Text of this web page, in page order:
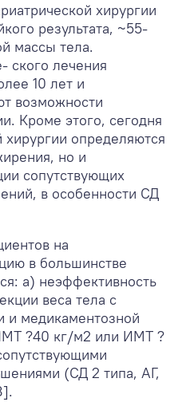
хирургии
результата, ~55-
массы тела.
ского лечения
10 лет и
возможности
Кроме этого, сегодня
хирургии определяются
но и
сопутствующих
в особенности СД
на
в большинстве
а) неэффективность
веса тела с
медикаментозной
?40 кг/м2 или ИМТ ?
(СД 2 типа, АГ,